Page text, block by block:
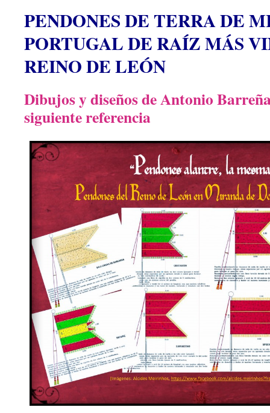
PENDONES DE TERRA DE
PORTUGAL DE RAÍZ MÁS
REINO DE LEÓN
Dibujos y diseños de Antonio
siguiente referencia